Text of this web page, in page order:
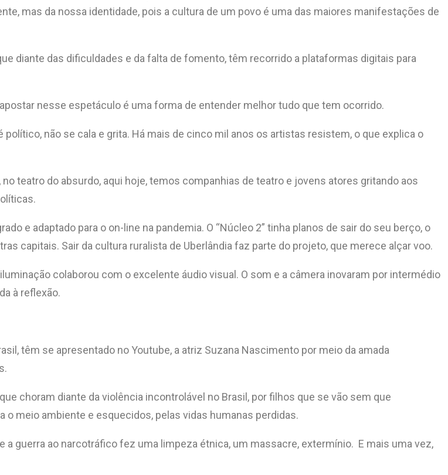
mas da nossa identidade, pois a cultura de um povo é uma das maiores manifestações de
diante das dificuldades e da falta de fomento, têm recorrido a plataformas digitais para
nesse espetáculo é uma forma de entender melhor tudo que tem ocorrido.
não se cala e grita. Há mais de cinco mil anos os artistas resistem, o que explica o
teatro do absurdo, aqui hoje, temos companhias de teatro e jovens atores gritando aos
e adaptado para o on-line na pandemia. O “Núcleo 2” tinha planos de sair do seu berço, o
capitais. Sair da cultura ruralista de Uberlândia faz parte do projeto, que merece alçar voo.
colaborou com o excelente áudio visual. O som e a câmera inovaram por intermédio
à reflexão.
têm se apresentado no Youtube, a atriz Suzana Nascimento por meio da amada
choram diante da violência incontrolável no Brasil, por filhos que se vão sem que
meio ambiente e esquecidos, pelas vidas humanas perdidas.
a guerra ao narcotráfico fez uma limpeza étnica, um massacre, extermínio. E mais uma vez,